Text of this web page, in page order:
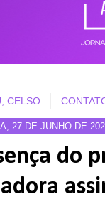
CELSO
27 DE JUNHO DE
do